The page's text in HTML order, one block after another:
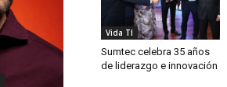
Vida TI
Sumtec celebra 35 años
de liderazgo e innovación